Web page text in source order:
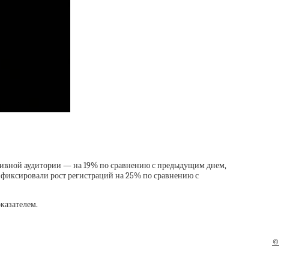
аудитории — на 19% по сравнению с предыдущим днем,
рост регистраций на 25% по сравнению с
©